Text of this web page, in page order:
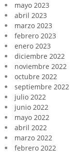
mayo 2023
abril 2023
marzo 2023
febrero 2023
enero 2023
diciembre 2022
noviembre 2022
octubre 2022
septiembre 2022
julio 2022
junio 2022
mayo 2022
abril 2022
marzo 2022
febrero 2022